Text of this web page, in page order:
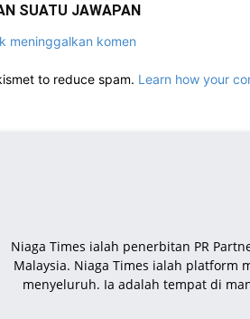
SUATU JAWAPAN
meninggalkan komen
to reduce spam. Learn how your
Niaga Times ialah penerbitan PR
Malaysia. Niaga Times ialah platform
menyeluruh. Ia adalah tempat di